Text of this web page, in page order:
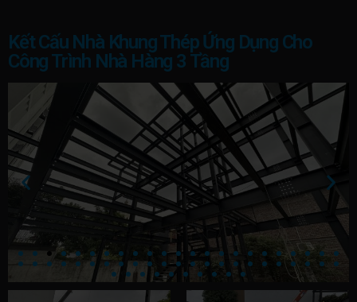
Kết Cấu Nhà Khung Thép Ứng Dụng Cho
Công Trình Nhà Hàng 3 Tầng